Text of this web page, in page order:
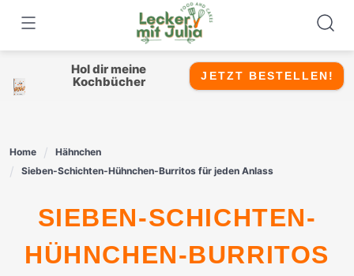
content
Hol dir meine
Kochbücher
JETZT BESTELLEN!
Home
Hähnchen
Sieben-Schichten-Hühnchen-Burritos für jeden Anlass
SIEBEN-SCHICHTEN-
HÜHNCHEN-BURRITOS